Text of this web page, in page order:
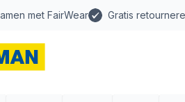
met FairWear Gratis